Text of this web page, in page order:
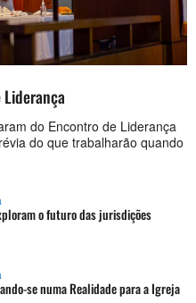
do Encontro de Liderança
do que trabalharão quando
o futuro das jurisdições
se numa Realidade para a Igreja